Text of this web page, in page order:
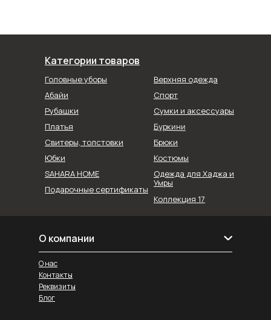
Категории товаров
Головные уборы
Абайи
Рубашки
Коллекция 17
Спорт
Верхняя одежда
Сумки и аксессуары
Юбки
Брюки
SAHARA HOME
Платья
Свитеры, толстовки
Буркини
Костюмы
Подарочные сертификаты
Одежда для Хаджа и
Умры
О компании
Реквизиты
Блог
О нас
Контакты